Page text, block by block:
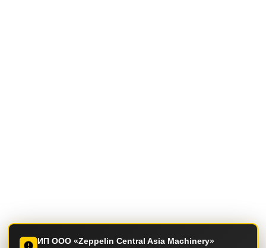
ИП ООО «Zeppelin Central Asia Machinery»